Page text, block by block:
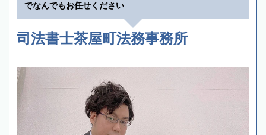
でなんでもお任せください
司法書士茶屋町法務事務所